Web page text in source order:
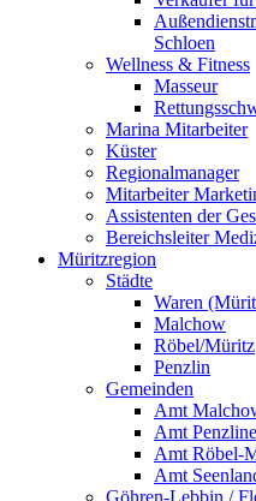
Schloen
Wellness & Fitness
Masseur
Marina Mitarbeiter
Küster
Regionalmanager
Mitarbeiter
Assistenten der
Bereichsleiter
Müritzregion
Städte
Waren
Malchow
Röbel/Müritz
Penzlin
Gemeinden
Amt
Amt
Amt Röbel-
Amt
Göhren-Lebbin /